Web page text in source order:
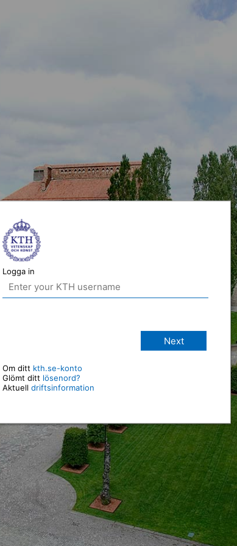
Logga in
Next
Om ditt kth.se-konto
Glömt ditt lösenord?
Aktuell driftsinformation